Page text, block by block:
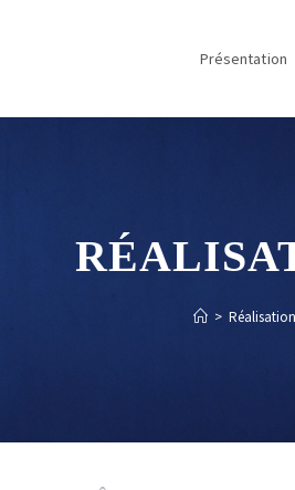
Présentation
>